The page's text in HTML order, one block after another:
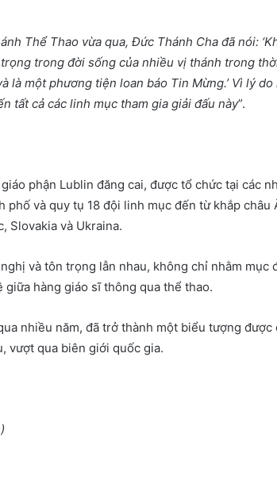
Thể Thao vừa qua, Đức Thánh Cha đã nói:
trong đời sống của nhiều vị thánh trong
là một phương tiện loan báo Tin Mừng.’ Vì lý do
tất cả các linh mục tham gia giải đấu này”.
phận Lublin đăng cai, được tổ chức tại các
và quy tụ 18 đội linh mục đến từ khắp châu
Slovakia và Ukraina.
và tôn trọng lẫn nhau, không chỉ nhằm mục
hàng giáo sĩ thông qua thể thao.
nhiều năm, đã trở thành một biểu tượng được
vượt qua biên giới quốc gia.
)